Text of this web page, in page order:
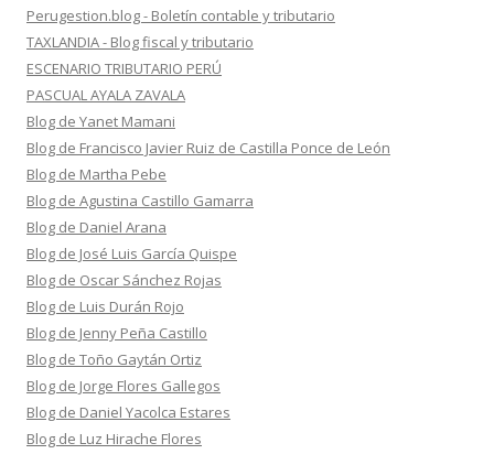
Perugestion.blog - Boletín contable y tributario
TAXLANDIA - Blog fiscal y tributario
ESCENARIO TRIBUTARIO PERÚ
PASCUAL AYALA ZAVALA
Blog de Yanet Mamani
Blog de Francisco Javier Ruiz de Castilla Ponce de León
Blog de Martha Pebe
Blog de Agustina Castillo Gamarra
Blog de Daniel Arana
Blog de José Luis García Quispe
Blog de Oscar Sánchez Rojas
Blog de Luis Durán Rojo
Blog de Jenny Peña Castillo
Blog de Toño Gaytán Ortiz
Blog de Jorge Flores Gallegos
Blog de Daniel Yacolca Estares
Blog de Luz Hirache Flores